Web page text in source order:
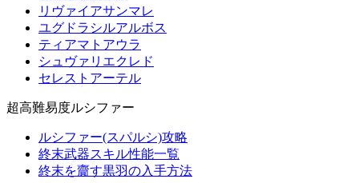
リヴァイアサンマレ
ユグドラシルアルボス
ティアマトアウラ
シュヴァリエクレド
セレストアーテル
超高難易度ルシファー
ルシファー(スパルシ)攻略
終末武器スキル性能一覧
終末を齎す黒羽の入手方法